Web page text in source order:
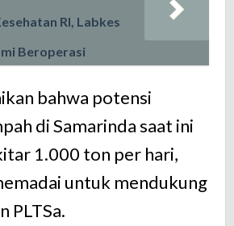
RI, Labkes
Beroperasi
bahwa potensi
di Samarinda saat ini
1.000 ton per hari,
untuk mendukung
PLTSa.